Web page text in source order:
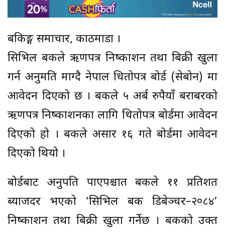
बैंकिङ्ग समाचार, काठमाडौं ।
सिभिल बैंकले ऋणपत्र निष्काशन तथा बिक्री खुला
गर्न अनुमति माग्दै नेपाल धितोपत्र बोर्ड (सेबोन) मा
आवेदन दिएको छ । बैंकले ५ अर्ब रुपैयाँ बराबरको
ऋणपत्र निष्काशनका लागि धितोपत्र बोर्डमा आवेदन
दिएको हो । बैंकले असार १६ गते बोर्डमा आवेदन
दिएको थियो ।
बोर्डबाट अनुपति पाएपश्चात बैंकले ११ प्रतिशत
ब्याजदर भएको ‘सिभिल बैंक डिबेञ्चर–२०८४’
निष्काशन तथा बिक्री खुला गर्नेछ । बैंकको उक्त